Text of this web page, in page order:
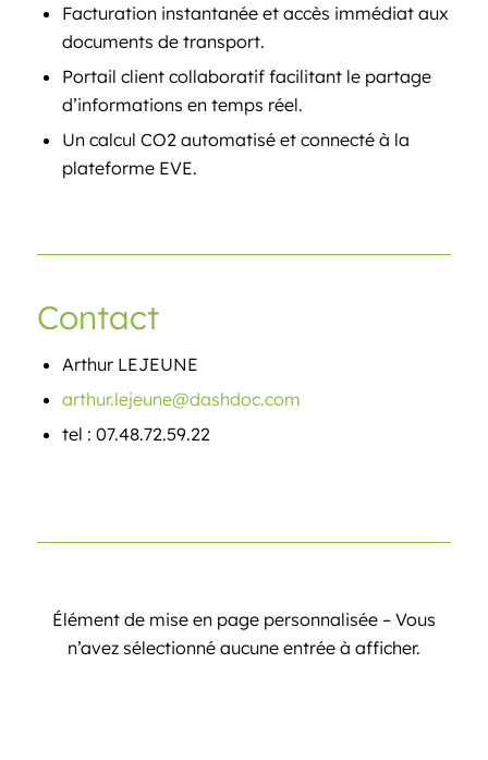
Facturation instantanée et accès immédiat aux
documents de transport.
Portail client collaboratif facilitant le partage
d’informations en temps réel.
Un calcul CO2 automatisé et connecté à la
plateforme EVE.
Contact
Arthur LEJEUNE
arthur.lejeune@dashdoc.com
tel : 07.48.72.59.22
Élément de mise en page personnalisée – Vous
n’avez sélectionné aucune entrée à afficher.